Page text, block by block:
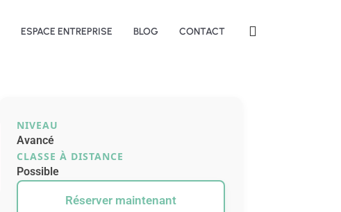
ESPACE ENTREPRISE BLOG CONTACT
NIVEAU
Avancé
CLASSE À DISTANCE
Possible
Réserver maintenant